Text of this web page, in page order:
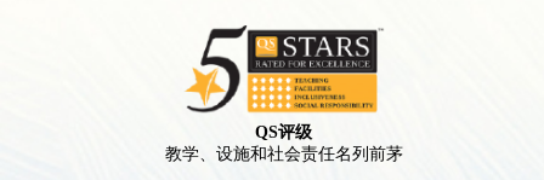
QS评级
教学、设施和社会责任名列前茅